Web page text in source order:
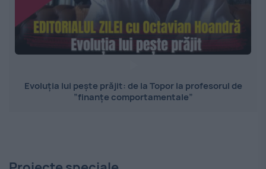
Evoluția lui pește prăjit: de la Topor la profesorul de
”finanțe comportamentale”